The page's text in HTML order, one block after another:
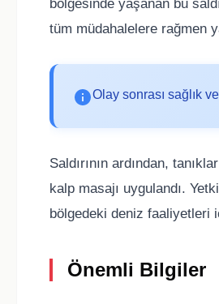
bölgesinde yaşanan bu
tüm müdahalelere rağmen
Olay sonrası sağlık
Saldırının ardından,
kalp masajı uygulandı.
bölgedeki deniz faaliyetleri
Önemli Bilgiler